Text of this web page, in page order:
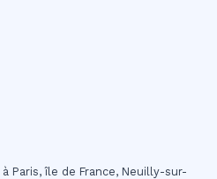
Paris, île de France, Neuilly-sur-